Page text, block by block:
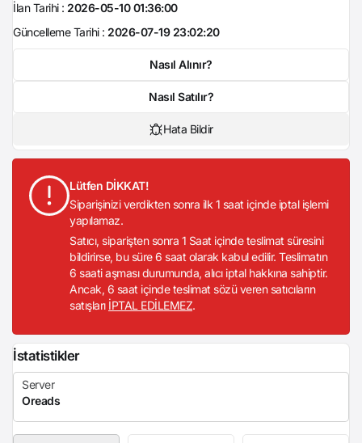
İlan Tarihi : 2026-05-10 01:36:00
Güncelleme Tarihi : 2026-07-19 23:02:20
Nasıl Alınır?
Nasıl Satılır?
Hata Bildir
Lütfen DİKKAT!
Siparişinizi verdikten sonra ilk 1 saat içinde iptal işlemi
yapılamaz.
Satıcı, siparişten sonra 1 Saat içinde teslimat süresini
bildirirse, bu süre 6 saat olarak kabul edilir. Teslimatın
6 saati aşması durumunda, alıcı iptal hakkına sahiptir.
Ancak, 6 saat içinde teslimat sözü veren satıcıların
satışları İPTAL EDİLEMEZ.
İstatistikler